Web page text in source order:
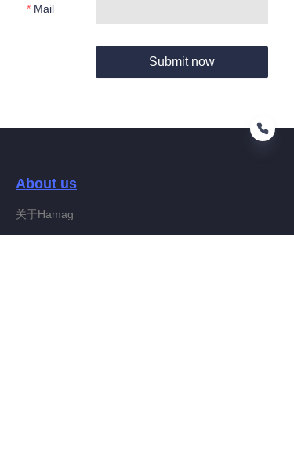
Mail
Submit now
About us
关于Hamag
DE